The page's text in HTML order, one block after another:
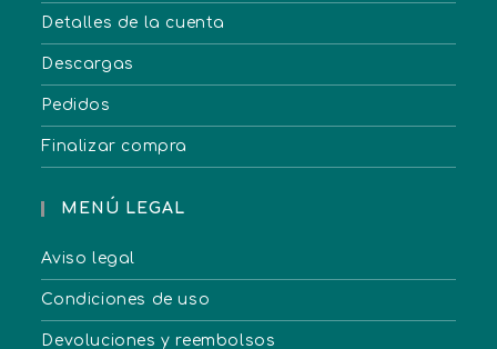
Detalles de la cuenta
Descargas
Pedidos
Finalizar compra
MENÚ LEGAL
Aviso legal
Condiciones de uso
Devoluciones y reembolsos